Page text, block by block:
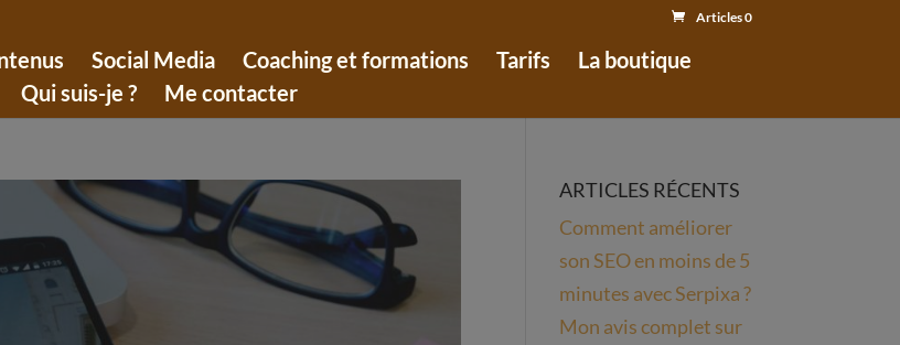
Articles 0
Social Media Coaching et formations Tarifs
La boutique
Qui suis-je ?
Me contacter
ARTICLES RÉCENTS
Comment améliorer
son SEO en moins de 5
minutes avec Serpixa ?
Mon avis complet sur